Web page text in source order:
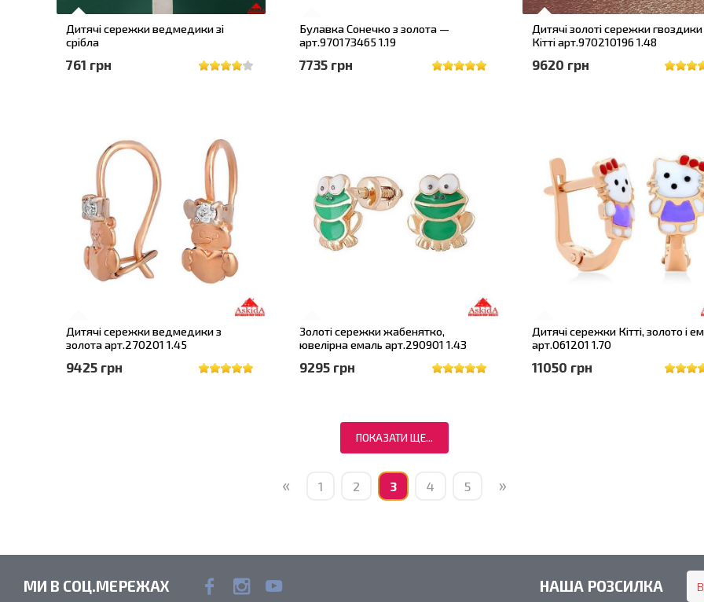
Дитячі сережки ведмедики зі
срібла
761 грн
Булавка Сонечко з золота —
арт.970173465 1.19
7735 грн
Дитячі золоті сережки гвоздики
Кітті арт.970210196 1.48
9620 грн
Дитячі сережки ведмедики з
золота арт.270201 1.45
9425 грн
Золоті сережки жабенятко,
ювелірна емаль арт.290901 1.43
9295 грн
Дитячі сережки Кітті, золото і
арт.061201 1.70
11050 грн
ПОКАЗАТИ ЩЕ...
« 1 2 3 4 5 »
МИ В СОЦ.МЕРЕЖАХ НАША РОЗСИЛКА